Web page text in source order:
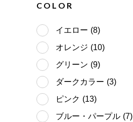
COLOR
イエロー (8)
オレンジ (10)
グリーン (9)
ダークカラー (3)
ピンク (13)
ブルー・パープル (7)